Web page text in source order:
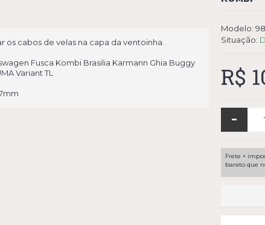
os cabos de velas na capa da ventoinha.
Fusca Kombi Brasilia Karmann Ghia Buggy
Variant TL
Modelo:
Situação:
R$
-
Frete +
barato que